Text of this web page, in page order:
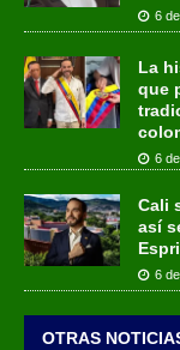
6
La
que
6
Cali
así
6
OTRAS